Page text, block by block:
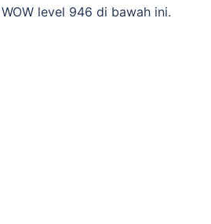
level 946 di bawah ini.